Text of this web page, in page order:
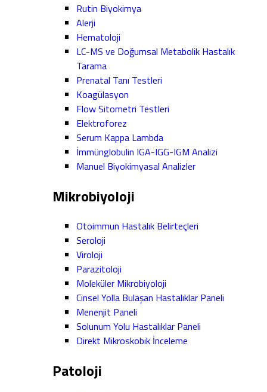
Rutin Biyokimya
Alerji
Hematoloji
LC-MS ve Doğumsal Metabolik Hastalık
Tarama
Prenatal Tanı Testleri
Koagülasyon
Flow Sitometri Testleri
Elektroforez
Serum Kappa Lambda
İmmünglobulin IGA-IGG-IGM Analizi
Manuel Biyokimyasal Analizler
Mikrobiyoloji
Otoimmun Hastalık Belirteçleri
Seroloji
Viroloji
Parazitoloji
Moleküler Mikrobiyoloji
Cinsel Yolla Bulaşan Hastalıklar Paneli
Menenjit Paneli
Solunum Yolu Hastalıklar Paneli
Direkt Mikroskobik İnceleme
Patoloji